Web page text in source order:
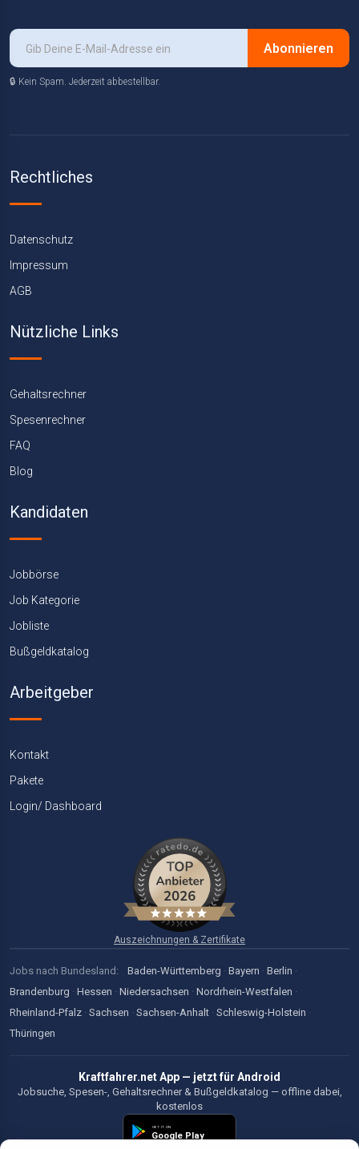
Abonnieren
🔒 Kein Spam. Jederzeit abbestellbar.
Rechtliches
Datenschutz
Impressum
AGB
Nützliche Links
Gehaltsrechner
Spesenrechner
FAQ
Blog
Kandidaten
Jobbörse
Job Kategorie
Jobliste
Bußgeldkatalog
Arbeitgeber
Kontakt
Pakete
Login/ Dashboard
Auszeichnungen & Zertifikate
Jobs nach Bundesland: Baden-Württemberg · Bayern · Berlin ·
Brandenburg · Hessen · Niedersachsen · Nordrhein-Westfalen ·
Rheinland-Pfalz · Sachsen · Sachsen-Anhalt · Schleswig-Holstein ·
Thüringen
Kraftfahrer.net App — jetzt für Android
Jobsuche, Spesen-, Gehaltsrechner & Bußgeldkatalog — offline dabei,
kostenlos